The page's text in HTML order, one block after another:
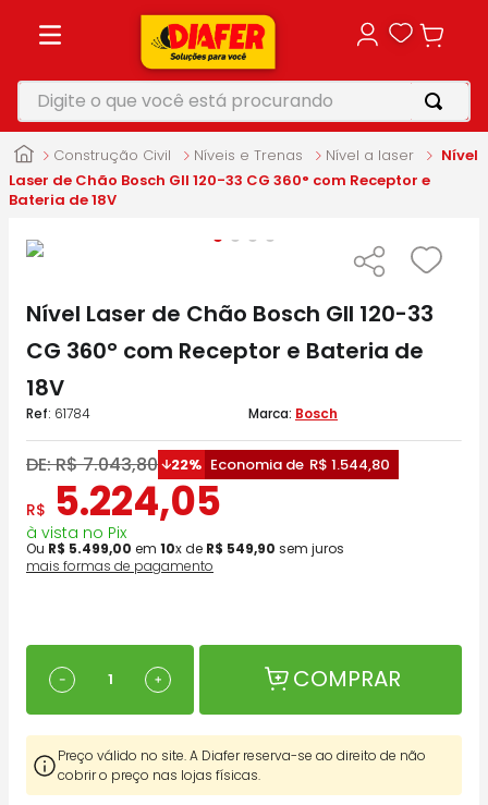
Digite o que você está procurando
Construção Civil Níveis e Trenas Nível a laser
Nível
Laser de Chão Bosch Gll 120-33 CG 360° com Receptor e
Bateria de 18V
Nível Laser de Chão Bosch Gll 120-33
CG 360° com Receptor e Bateria de
18V
: 61784 Bosch
DE:R$7.043,80 22% Economia de R$ 1.544,80
R$ 5.224,05
à vista no Pix
Ou R$ 5.499,00 em 10x de R$ 549,90 sem juros
mais formas de pagamento
＋
－ COMPRAR
Preço válido no site. A Diafer reserva-se ao direito de não
cobrir o preço nas lojas físicas.
1º
motosserra
parafusadeira